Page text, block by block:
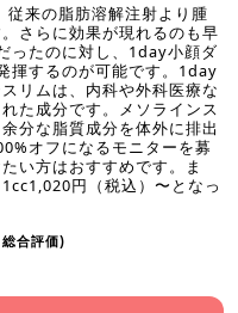
来の脂肪溶解注射より腫
さらに効果が現れるのも早
ったのに対し、1day小顔ダ
揮するのが可能です。1day
リムは、内科や外科医療な
た成分です。メソラインス
分な脂質成分を体外に排出
オフになるモニターを募
い方はおすすめです。ま
円（税込）〜となっ
合評価)